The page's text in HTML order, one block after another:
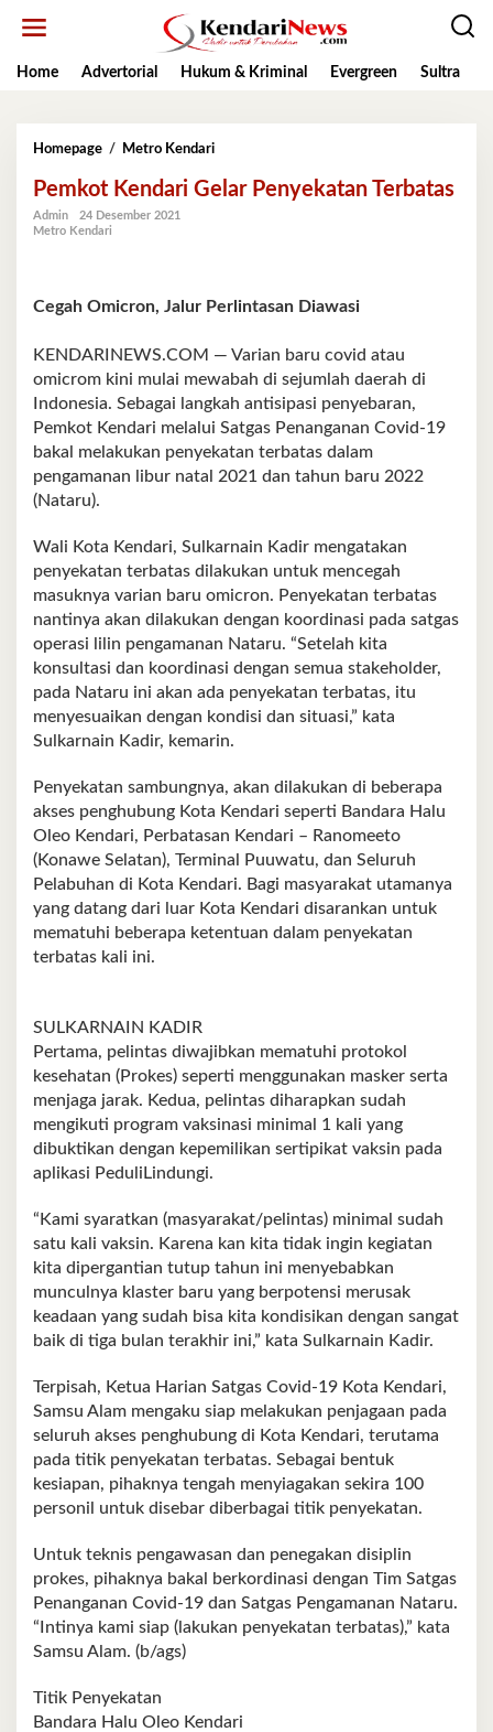
Home
Advertorial Hukum & Kriminal Evergreen Sultra
Homepage / Metro KendariPemkot
Gelar
Pemkot Kendari Gelar Penyekatan Terbatas
Admin
24 Desember 2021
Metro Kendari
Cegah Omicron, Jalur Perlintasan Diawasi
KENDARINEWS.COM — Varian baru covid atau
omicrom kini mulai mewabah di sejumlah daerah di
Indonesia. Sebagai langkah antisipasi penyebaran,
Pemkot Kendari melalui Satgas Penanganan Covid-19
bakal melakukan penyekatan terbatas dalam
pengamanan libur natal 2021 dan tahun baru 2022
(Nataru).
Wali Kota Kendari, Sulkarnain Kadir mengatakan
penyekatan terbatas dilakukan untuk mencegah
masuknya varian baru omicron. Penyekatan terbatas
nantinya akan dilakukan dengan koordinasi pada satgas
operasi lilin pengamanan Nataru. “Setelah kita
konsultasi dan koordinasi dengan semua stakeholder,
pada Nataru ini akan ada penyekatan terbatas, itu
menyesuaikan dengan kondisi dan situasi,” kata
Sulkarnain Kadir, kemarin.
Penyekatan sambungnya, akan dilakukan di beberapa
akses penghubung Kota Kendari seperti Bandara Halu
Oleo Kendari, Perbatasan Kendari – Ranomeeto
(Konawe Selatan), Terminal Puuwatu, dan Seluruh
Pelabuhan di Kota Kendari. Bagi masyarakat utamanya
yang datang dari luar Kota Kendari disarankan untuk
mematuhi beberapa ketentuan dalam penyekatan
terbatas kali ini.
SULKARNAIN KADIR
Pertama, pelintas diwajibkan mematuhi protokol
kesehatan (Prokes) seperti menggunakan masker serta
menjaga jarak. Kedua, pelintas diharapkan sudah
mengikuti program vaksinasi minimal 1 kali yang
dibuktikan dengan kepemilikan sertipikat vaksin pada
aplikasi PeduliLindungi.
“Kami syaratkan (masyarakat/pelintas) minimal sudah
satu kali vaksin. Karena kan kita tidak ingin kegiatan
kita dipergantian tutup tahun ini menyebabkan
munculnya klaster baru yang berpotensi merusak
keadaan yang sudah bisa kita kondisikan dengan sangat
baik di tiga bulan terakhir ini,” kata Sulkarnain Kadir.
Terpisah, Ketua Harian Satgas Covid-19 Kota Kendari,
Samsu Alam mengaku siap melakukan penjagaan pada
seluruh akses penghubung di Kota Kendari, terutama
pada titik penyekatan terbatas. Sebagai bentuk
kesiapan, pihaknya tengah menyiagakan sekira 100
personil untuk disebar diberbagai titik penyekatan.
Untuk teknis pengawasan dan penegakan disiplin
prokes, pihaknya bakal berkordinasi dengan Tim Satgas
Penanganan Covid-19 dan Satgas Pengamanan Nataru.
“Intinya kami siap (lakukan penyekatan terbatas),” kata
Samsu Alam. (b/ags)
Titik Penyekatan
Bandara Halu Oleo Kendari